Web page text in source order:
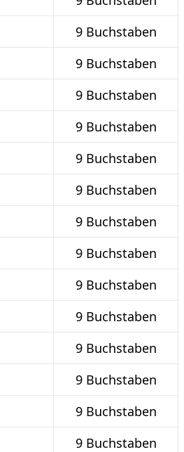
9 Buchstaben
9 Buchstaben
9 Buchstaben
9 Buchstaben
9 Buchstaben
9 Buchstaben
9 Buchstaben
9 Buchstaben
9 Buchstaben
9 Buchstaben
9 Buchstaben
9 Buchstaben
9 Buchstaben
9 Buchstaben